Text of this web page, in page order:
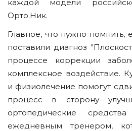
каждой модели
Орто.Ник.
Главное, что нужно помнить,
поставили диагноз
процессе коррекции
комплексное воздействие.
и физиолечение помогут
процесс в сторону
ортопедические
ежедневным тренером,